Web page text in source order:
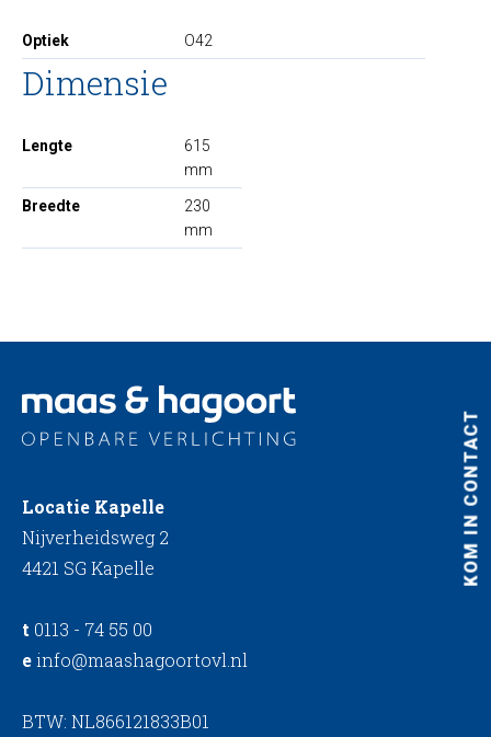
KOM IN CONTACT
Optiek O42
Dimensie
Lengte
615
mm
Breedte
230
mm
Locatie Kapelle
Nijverheidsweg 2
4421 SG Kapelle
t 0113 - 74 55 00
einfo@maashagoortovl.nl
BTW: NL866121833B01